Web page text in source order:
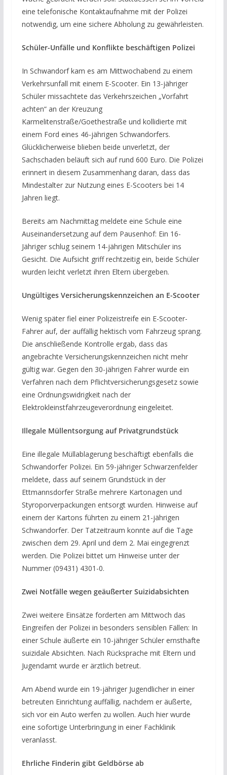
eine telefonische Kontaktaufnahme mit der Polizei
notwendig, um eine sichere Abholung zu gewährleisten.
Schüler-Unfälle und Konflikte beschäftigen Polizei
In Schwandorf kam es am Mittwochabend zu einem
Verkehrsunfall mit einem E-Scooter. Ein 13-jähriger
Schüler missachtete das Verkehrszeichen „Vorfahrt
achten“ an der Kreuzung
Karmelitenstraße/Goethestraße und kollidierte mit
einem Ford eines 46-jährigen Schwandorfers.
Glücklicherweise blieben beide unverletzt, der
Sachschaden beläuft sich auf rund 600 Euro. Die Polizei
erinnert in diesem Zusammenhang daran, dass das
Mindestalter zur Nutzung eines E-Scooters bei 14
Jahren liegt.
Bereits am Nachmittag meldete eine Schule eine
Auseinandersetzung auf dem Pausenhof: Ein 16-
Jähriger schlug seinem 14-jährigen Mitschüler ins
Gesicht. Die Aufsicht griff rechtzeitig ein, beide Schüler
wurden leicht verletzt ihren Eltern übergeben.
Ungültiges Versicherungskennzeichen an E-Scooter
Wenig später fiel einer Polizeistreife ein E-Scooter-
Fahrer auf, der auffällig hektisch vom Fahrzeug sprang.
Die anschließende Kontrolle ergab, dass das
angebrachte Versicherungskennzeichen nicht mehr
gültig war. Gegen den 30-jährigen Fahrer wurde ein
Verfahren nach dem Pflichtversicherungsgesetz sowie
eine Ordnungswidrigkeit nach der
Elektrokleinstfahrzeugeverordnung eingeleitet.
Illegale Müllentsorgung auf Privatgrundstück
Eine illegale Müllablagerung beschäftigt ebenfalls die
Schwandorfer Polizei. Ein 59-jähriger Schwarzenfelder
meldete, dass auf seinem Grundstück in der
Ettmannsdorfer Straße mehrere Kartonagen und
Styroporverpackungen entsorgt wurden. Hinweise auf
einem der Kartons führten zu einem 21-jährigen
Schwandorfer. Der Tatzeitraum konnte auf die Tage
zwischen dem 29. April und dem 2. Mai eingegrenzt
werden. Die Polizei bittet um Hinweise unter der
Nummer (09431) 4301-0.
Zwei Notfälle wegen geäußerter Suizidabsichten
Zwei weitere Einsätze forderten am Mittwoch das
Eingreifen der Polizei in besonders sensiblen Fällen: In
einer Schule äußerte ein 10-jähriger Schüler ernsthafte
suizidale Absichten. Nach Rücksprache mit Eltern und
Jugendamt wurde er ärztlich betreut.
Am Abend wurde ein 19-jähriger Jugendlicher in einer
betreuten Einrichtung auffällig, nachdem er äußerte,
sich vor ein Auto werfen zu wollen. Auch hier wurde
eine sofortige Unterbringung in einer Fachklinik
veranlasst.
Ehrliche Finderin gibt Geldbörse ab